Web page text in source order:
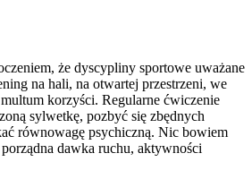
że dyscypliny sportowe uważane
na hali, na otwartej przestrzeni, we
korzyści. Regularne ćwiczenie
sylwetkę, pozbyć się zbędnych
równowagę psychiczną. Nic bowiem
dawka ruchu, aktywności